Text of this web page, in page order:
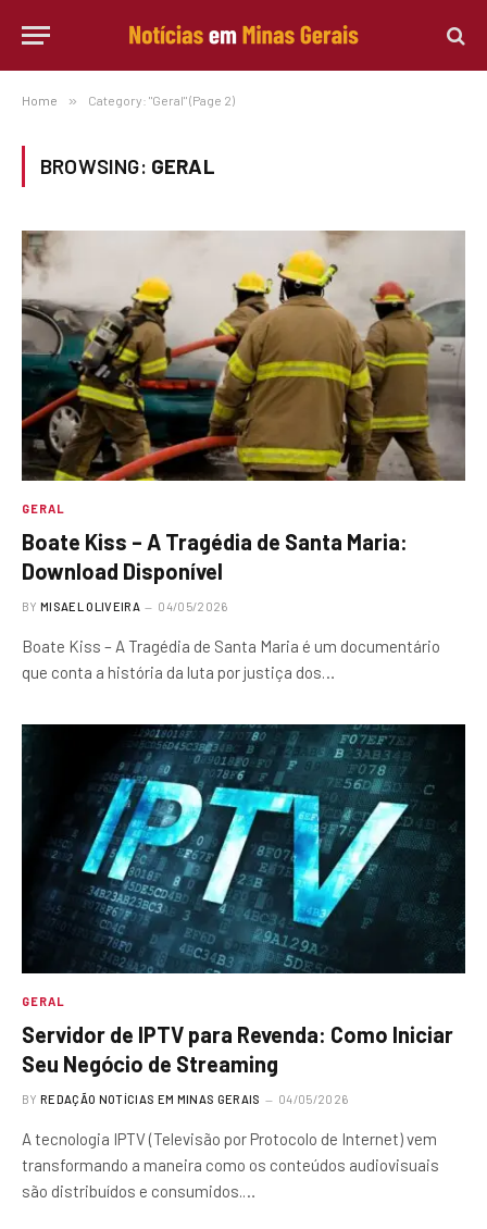
Home » Category: "Geral" (Page 2)
BROWSING: GERAL
GERAL
Boate Kiss – A Tragédia de Santa Maria:
Download Disponível
BY MISAEL OLIVEIRA 04/05/2026
Boate Kiss – A Tragédia de Santa Maria é um documentário
que conta a história da luta por justiça dos…
GERAL
Servidor de IPTV para Revenda: Como Iniciar
Seu Negócio de Streaming
BY REDAÇÃO NOTÍCIAS EM MINAS GERAIS 04/05/2026
A tecnologia IPTV (Televisão por Protocolo de Internet) vem
transformando a maneira como os conteúdos audiovisuais
são distribuídos e consumidos.…